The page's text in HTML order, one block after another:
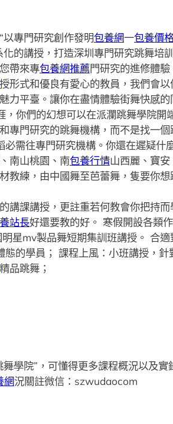
專門研究創作發明包養網一包養價
的講授，打造深圳專門研究跳舞培
帶來專包養網推薦門研究的進修體
形式和優良有愛心的教員，我們會
力平臺。讓你在盡情體驗街舞快感
，你們的幻想可以在派瀾跳舞學院開
專門研究的跳舞機構，而不是找一
必需往專門研究機構。你還在遲疑什
南山桃園、南包養行情山西麗、寶
教練，由中國舞至芭蕾舞，隻要你想
講課講授，更註重若何教會你把持
站長好還要教的好。 寒假開設各類
星mv製品舞短期集訓班講授。 合
態的學員； 課程上風：小班講授，
精品跳舞；
舞學院”，可懂得更多課程概況以及實
網況關註微信：szwudaocom